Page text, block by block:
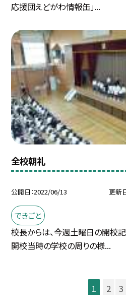
応援団えどがわ情報缶」...
全校朝礼
公開日 2022/06/13 更新
できごと
校長からは、今週土曜日の開校
開校当時の学校の周りの様...
1 2 3